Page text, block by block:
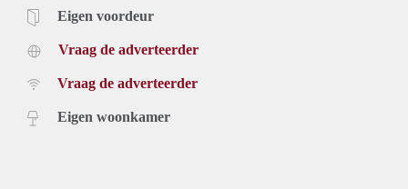
Eigen voordeur
Vraag de adverteerder
Vraag de adverteerder
Eigen woonkamer